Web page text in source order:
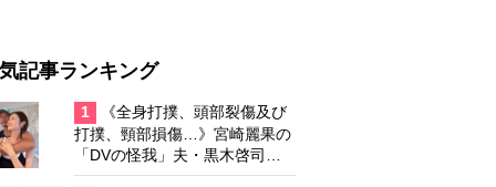
記事ランキング
1
《全身打撲、頭部裂傷及び
打撲、頸部損傷…》宮崎麗果の
「DVの怪我」夫・黒木啓司の
逮捕で始まる「夫婦の闘争」